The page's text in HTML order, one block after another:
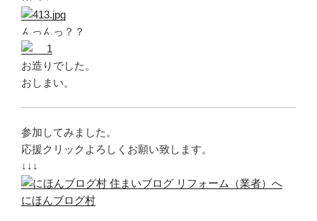
んっんっ？？
お造りでした。
おしまい。
参加してみました。
応援クリックよろしくお願い致します。
↓↓↓
にほんブログ村